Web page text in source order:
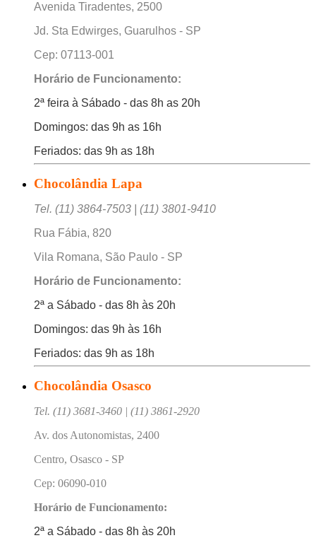
Avenida Tiradentes, 2500
Jd. Sta Edwirges, Guarulhos - SP
Cep: 07113-001
Horário de Funcionamento:
2ª feira à Sábado - das 8h as 20h
Domingos: das 9h as 16h
Feriados: das 9h as 18h
Chocolândia Lapa
Tel. (11) 3864-7503 | (11) 3801-9410
Rua Fábia, 820
Vila Romana, São Paulo - SP
Horário de Funcionamento:
2ª a Sábado - das 8h às 20h
Domingos: das 9h às 16h
Feriados: das 9h as 18h
Chocolândia Osasco
Tel. (11) 3681-3460 | (11) 3861-2920
Av. dos Autonomistas, 2400
Centro, Osasco - SP
Cep: 06090-010
Horário de Funcionamento:
2ª a Sábado - das 8h às 20h